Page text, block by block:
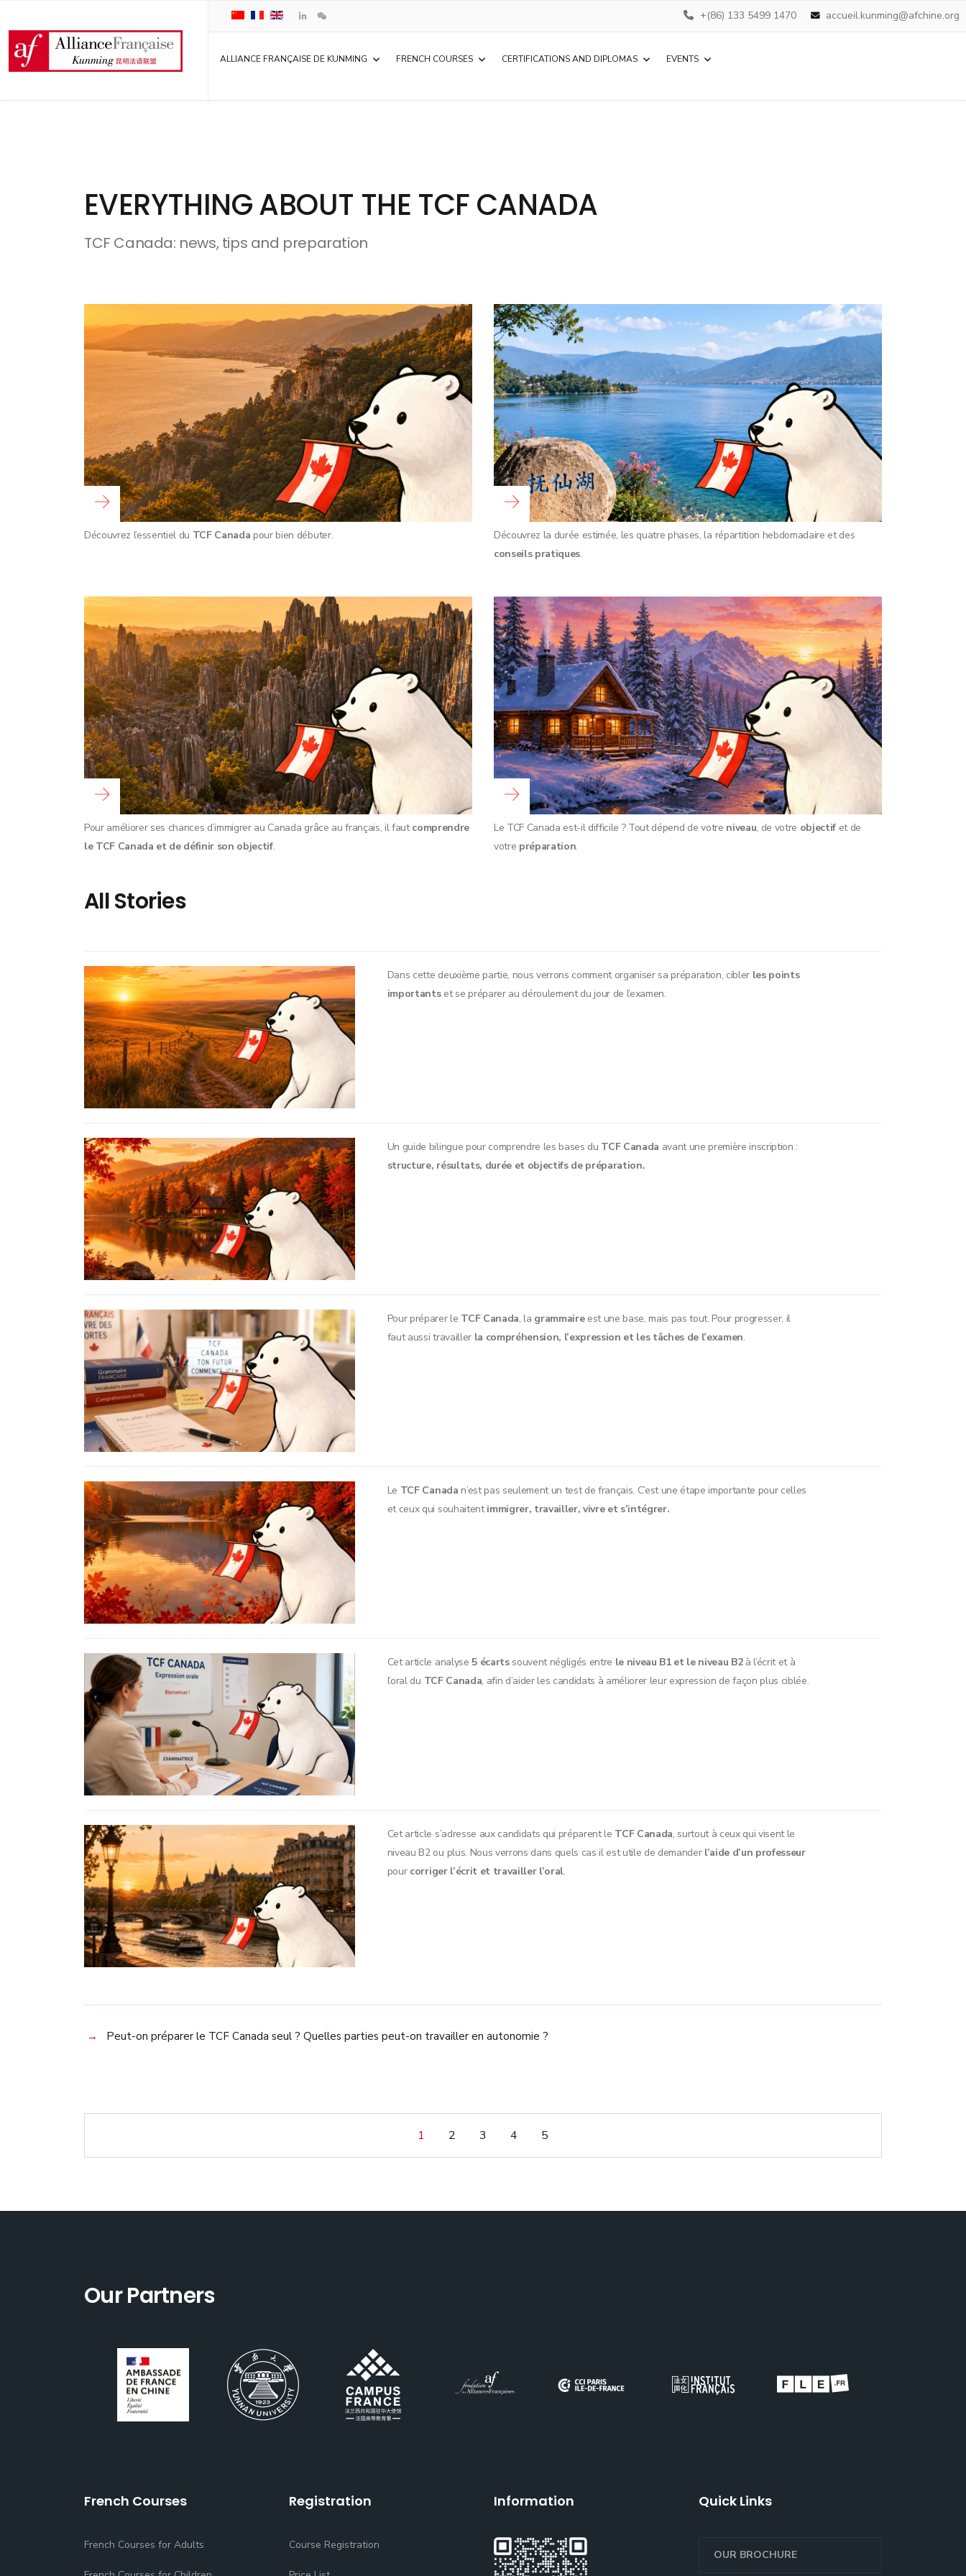
+(86) 133 5499 1470 accueil.kunming@afchine.org
ALLIANCE FRANÇAISE DE KUNMING FRENCH COURSES CERTIFICATIONS AND DIPLOMAS EVENTS
EVERYTHING ABOUT THE TCF CANADA
TCF Canada: news, tips and preparation
Découvrez l’essentiel du TCF Canada pour bien débuter.
Découvrez la durée estimée, les quatre phases, la répartition hebdomadaire et des
conseils pratiques.
Pour améliorer ses chances d’immigrer au Canada grâce au français, il fautcomprendre
le TCF Canada et de définir son objectif.
Le TCF Canada est-il difficile ? Tout dépend de votre niveau, de votre objectifet de
votre préparation.
All Stories
Dans cette deuxième partie, nous verrons comment organiser sa préparation, cibler les points
importantset se préparer au déroulement du jour de l’examen.
Un guide bilingue pour comprendre les bases du TCF Canada avant une première inscription :
structure, résultats, durée et objectifs de préparation.
Pour préparer le TCF Canada, la grammaireest une base, mais pas tout. Pour progresser, il
faut aussi travailler la compréhension, l’expression et les tâches de l’examen.
Le TCF Canada n’est pas seulement un test de français. C’est une étape importante pour celles
et ceux qui souhaitentimmigrer, travailler, vivre et s’intégrer.
Cet article analyse 5 écartssouvent négligés entre le niveau B1 et le niveau B2à l’écrit et à
l’oral du TCF Canada, afin d’aider les candidats à améliorer leur expression de façon plus ciblée.
Cet article s’adresse aux candidats qui préparent le TCF Canada, surtout à ceux qui visent le
niveau B2 ou plus. Nous verrons dans quels cas il est utile de demanderl’aide d’un professeur
pourcorriger l’écrit et travailler l’oral.
Peut-on préparer le TCF Canada seul ? Quelles parties peut-on travailler en autonomie ?
1 2 3 4 5
Our Partners
French Courses
French Courses for Adults
Registration
Course Registration
Information Quick Links
OUR BROCHURE